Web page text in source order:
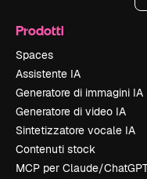
Prodotti
Spaces
Assistente IA
Generatore di immagini IA
Generatore di video IA
Sintetizzatore vocale IA
Contenuti stock
MCP per Claude/